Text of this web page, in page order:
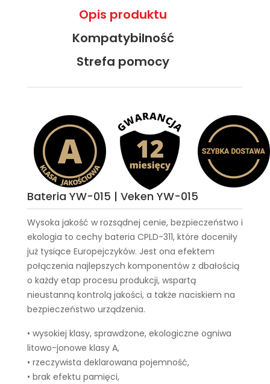
Opis produktu
Kompatybilność
Strefa pomocy
Bateria YW-015 | Veken YW-015
Wysoka jakość w rozsądnej cenie, bezpieczeństwo i
ekologia to cechy bateria CPLD-311, które doceniły
już tysiące Europejczyków. Jest ona efektem
połączenia najlepszych komponentów z dbałością
o każdy etap procesu produkcji, wspartą
nieustanną kontrolą jakości, a także naciskiem na
bezpieczeństwo urządzenia.
• wysokiej klasy, sprawdzone, ekologiczne ogniwa
litowo-jonowe klasy A,
• rzeczywista deklarowana pojemność,
• brak efektu pamięci,